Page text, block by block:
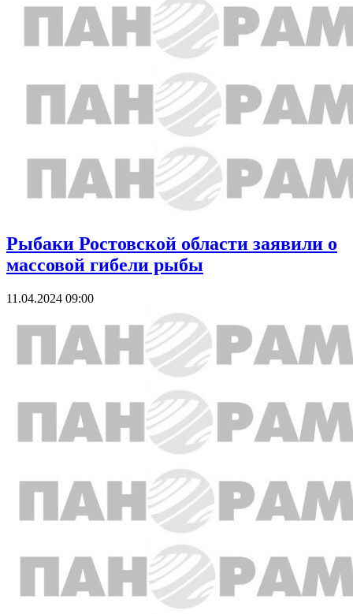
Рыбаки Ростовской области заявили о
массовой гибели рыбы
11.04.2024 09:00